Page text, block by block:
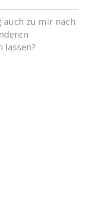
auch zu mir nach
lassen?